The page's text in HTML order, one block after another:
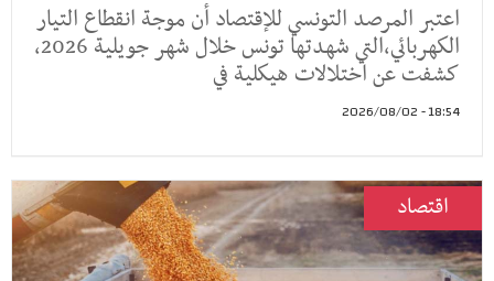
اعتبر المرصد التونسي للإقتصاد أن موجة انقطاع التيار
الكهربائي،التي شهدتها تونس خلال شهر جويلية 2026،
كشفت عن اختلالات هيكلية في
18:54 - 2026/08/02
اقتصاد